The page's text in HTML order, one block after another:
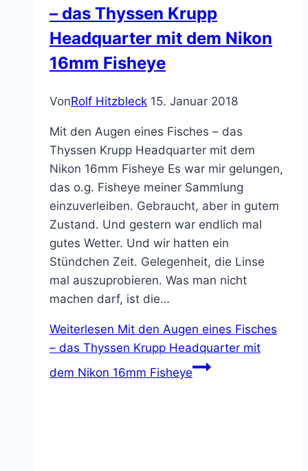
– das Thyssen Krupp
Headquarter mit dem Nikon
16mm Fisheye
VonRolf Hitzbleck 15. Januar 2018
Mit den Augen eines Fisches – das
Thyssen Krupp Headquarter mit dem
Nikon 16mm Fisheye Es war mir gelungen,
das o.g. Fisheye meiner Sammlung
einzuverleiben. Gebraucht, aber in gutem
Zustand. Und gestern war endlich mal
gutes Wetter. Und wir hatten ein
Stündchen Zeit. Gelegenheit, die Linse
mal auszuprobieren. Was man nicht
machen darf, ist die…
Weiterlesen Mit den Augen eines Fisches
– das Thyssen Krupp Headquarter mit
dem Nikon 16mm Fisheye